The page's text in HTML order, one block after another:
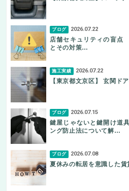
ブログ 2026.07.22
店舗セキュリティの盲点
とその対策…
施工実績 2026.07.22
【東京都文京区】 玄関ド
ブログ 2026.07.15
鍵屋じゃないと鍵開け道
ング防止法について解…
ブログ 2026.07.08
夏休みの転居を意識した賃